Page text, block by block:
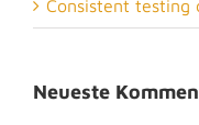
Consistent testing
Neueste